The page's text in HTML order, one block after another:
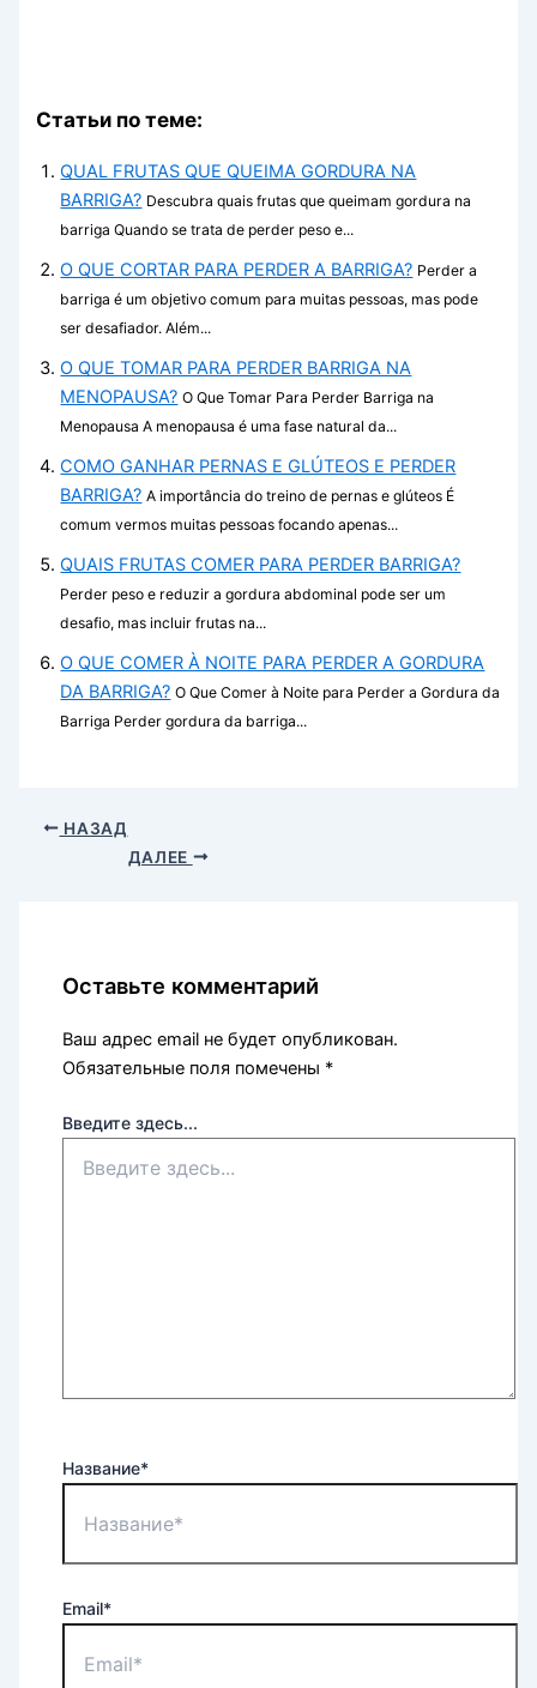
Статьи по теме:
QUAL FRUTAS QUE QUEIMA GORDURA NA
BARRIGA? Descubra quais frutas que queimam gordura na
barriga Quando se trata de perder peso e...
O QUE CORTAR PARA PERDER A BARRIGA? Perder a
barriga é um objetivo comum para muitas pessoas, mas pode
ser desafiador. Além...
O QUE TOMAR PARA PERDER BARRIGA NA
MENOPAUSA? O Que Tomar Para Perder Barriga na
Menopausa A menopausa é uma fase natural da...
COMO GANHAR PERNAS E GLÚTEOS E PERDER
BARRIGA? A importância do treino de pernas e glúteos É
comum vermos muitas pessoas focando apenas...
QUAIS FRUTAS COMER PARA PERDER BARRIGA?
Perder peso e reduzir a gordura abdominal pode ser um
desafio, mas incluir frutas na...
O QUE COMER À NOITE PARA PERDER A GORDURA
DA BARRIGA? O Que Comer à Noite para Perder a Gordura da
Barriga Perder gordura da barriga...
НАЗАД
ДАЛЕЕ
Оставьте комментарий
Ваш адрес email не будет опубликован.
Обязательные поля помечены *
Введите здесь...
Название*
Email*